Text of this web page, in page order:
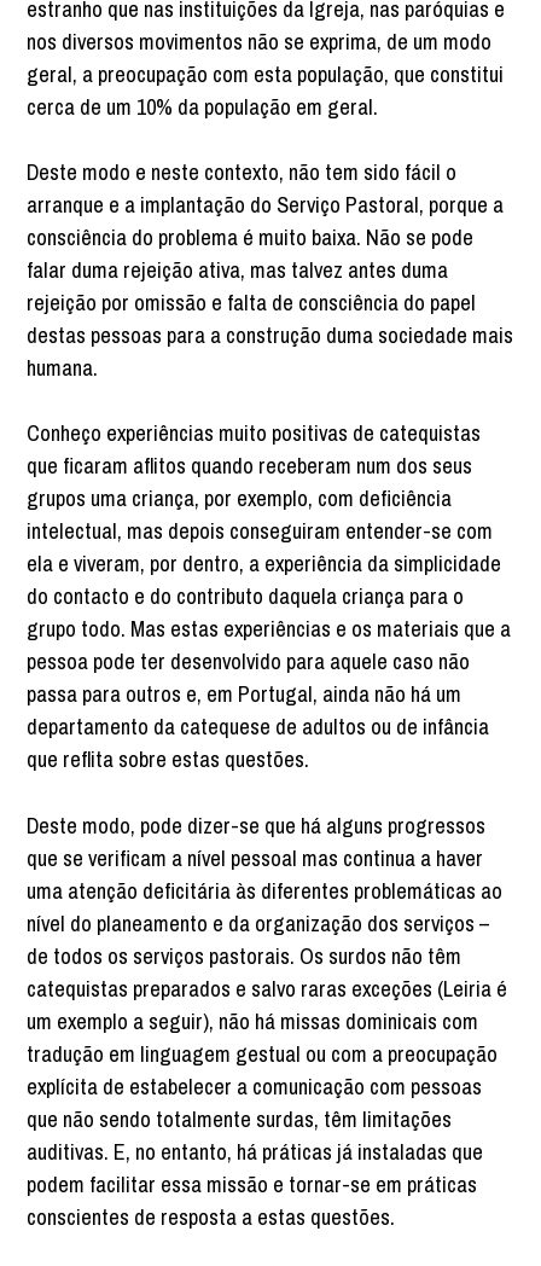
estranho que nas instituições da Igreja, nas paróquias e
nos diversos movimentos não se exprima, de um modo
geral, a preocupação com esta população, que constitui
cerca de um 10% da população em geral.
Deste modo e neste contexto, não tem sido fácil o
arranque e a implantação do Serviço Pastoral, porque a
consciência do problema é muito baixa. Não se pode
falar duma rejeição ativa, mas talvez antes duma
rejeição por omissão e falta de consciência do papel
destas pessoas para a construção duma sociedade mais
humana.
Conheço experiências muito positivas de catequistas
que ficaram aflitos quando receberam num dos seus
grupos uma criança, por exemplo, com deficiência
intelectual, mas depois conseguiram entender-se com
ela e viveram, por dentro, a experiência da simplicidade
do contacto e do contributo daquela criança para o
grupo todo. Mas estas experiências e os materiais que a
pessoa pode ter desenvolvido para aquele caso não
passa para outros e, em Portugal, ainda não há um
departamento da catequese de adultos ou de infância
que reflita sobre estas questões.
Deste modo, pode dizer-se que há alguns progressos
que se verificam a nível pessoal mas continua a haver
uma atenção deficitária às diferentes problemáticas ao
nível do planeamento e da organização dos serviços –
de todos os serviços pastorais. Os surdos não têm
catequistas preparados e salvo raras exceções (Leiria é
um exemplo a seguir), não há missas dominicais com
tradução em linguagem gestual ou com a preocupação
explícita de estabelecer a comunicação com pessoas
que não sendo totalmente surdas, têm limitações
auditivas. E, no entanto, há práticas já instaladas que
podem facilitar essa missão e tornar-se em práticas
conscientes de resposta a estas questões.